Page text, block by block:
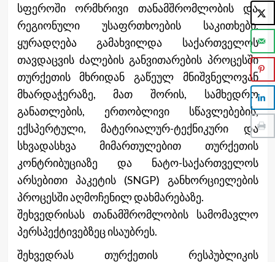
სფეროში ორმხრივი თანამშრომლობის და
რეგიონული უსაფრთხოების საკითხები.
ყურადღება გამახვილდა საქართველოს
თავდაცვის ძალების განვითარების პროცესში
თურქეთის მხრიდან გაწეულ მნიშვნელოვან
მხარდაჭერაზე, მათ შორის, სამხედრო
განათლების, ერთობლივი სწავლებების,
ექსპერტული, მატერიალურ-ტექნიკური და
სხვადასხვა მიმართულებით თურქეთის
კონტრიბუციაზე და ნატო-საქართველოს
არსებითი პაკეტის (SNGP) განხორციელების
პროცესში აღმოჩენილ დახმარებაზე.
შეხვედრისას თანამშრომლობის სამომავლო
პერსპექტივებზეც ისაუბრეს.
შეხვედრას თურქეთის რესპუბლიკის